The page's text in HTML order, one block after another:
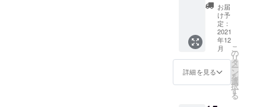
たオリ
ジナル
ステッ
カーで
す。い
ろんな
に貼っ
てくだ
てもら
えれ
ば、心
ばかり
ですが
サービ
ていた
だきま
苦手な
方には
現役
バーテ
ンダー
のカイ
君が、
皆様の
フェメ
ニュー
はもち
ろん、
旬のフ
ルーツ
や自家
栽培の
ランC】
（3000
円、
5000
円、
10000
円〜の
３コー
スがご
ざいま
お届
け予
定：
2021
年12
月
詳細を見る
こ
の
リ
タ
ー
ン
を
選
択
す
る